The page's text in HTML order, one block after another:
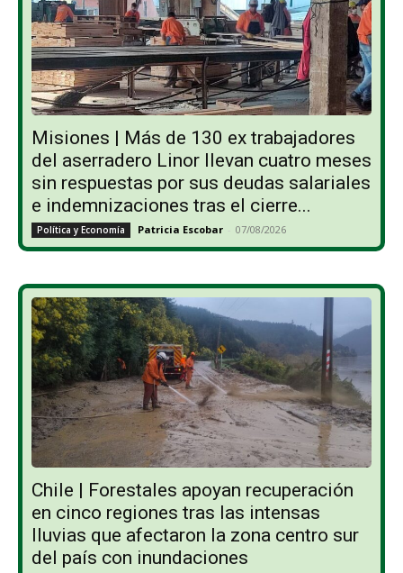
Misiones | Más de 130 ex trabajadores
del aserradero Linor llevan cuatro meses
sin respuestas por sus deudas salariales
e indemnizaciones tras el cierre...
Política y Economía Patricia Escobar - 07/08/2026
Chile | Forestales apoyan recuperación
en cinco regiones tras las intensas
lluvias que afectaron la zona centro sur
del país con inundaciones